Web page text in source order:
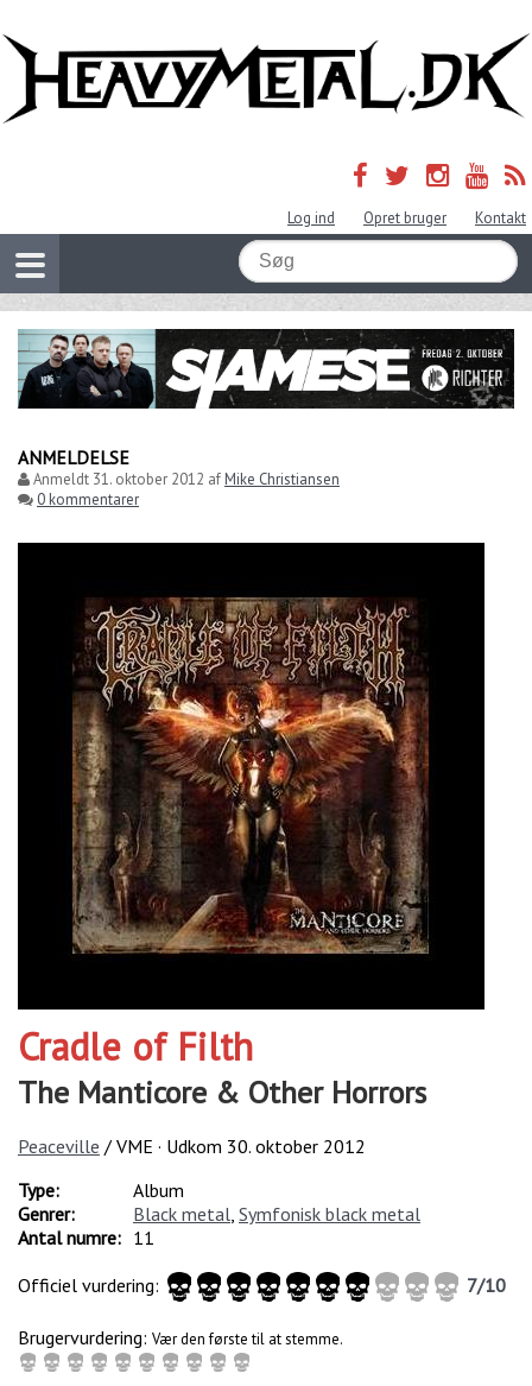
Log ind Opret bruger Kontakt
ANMELDELSE
Anmeldt 31. oktober 2012 afMike Christiansen
0 kommentarer
Cradle of Filth
The Manticore & Other Horrors
Peaceville / VME · Udkom 30. oktober 2012
Type:
Album
Genrer:
Black metal Symfonisk black metal
Antal numre: 11
Officiel vurdering:
7/10
Brugervurdering: Vær den første til at stemme.